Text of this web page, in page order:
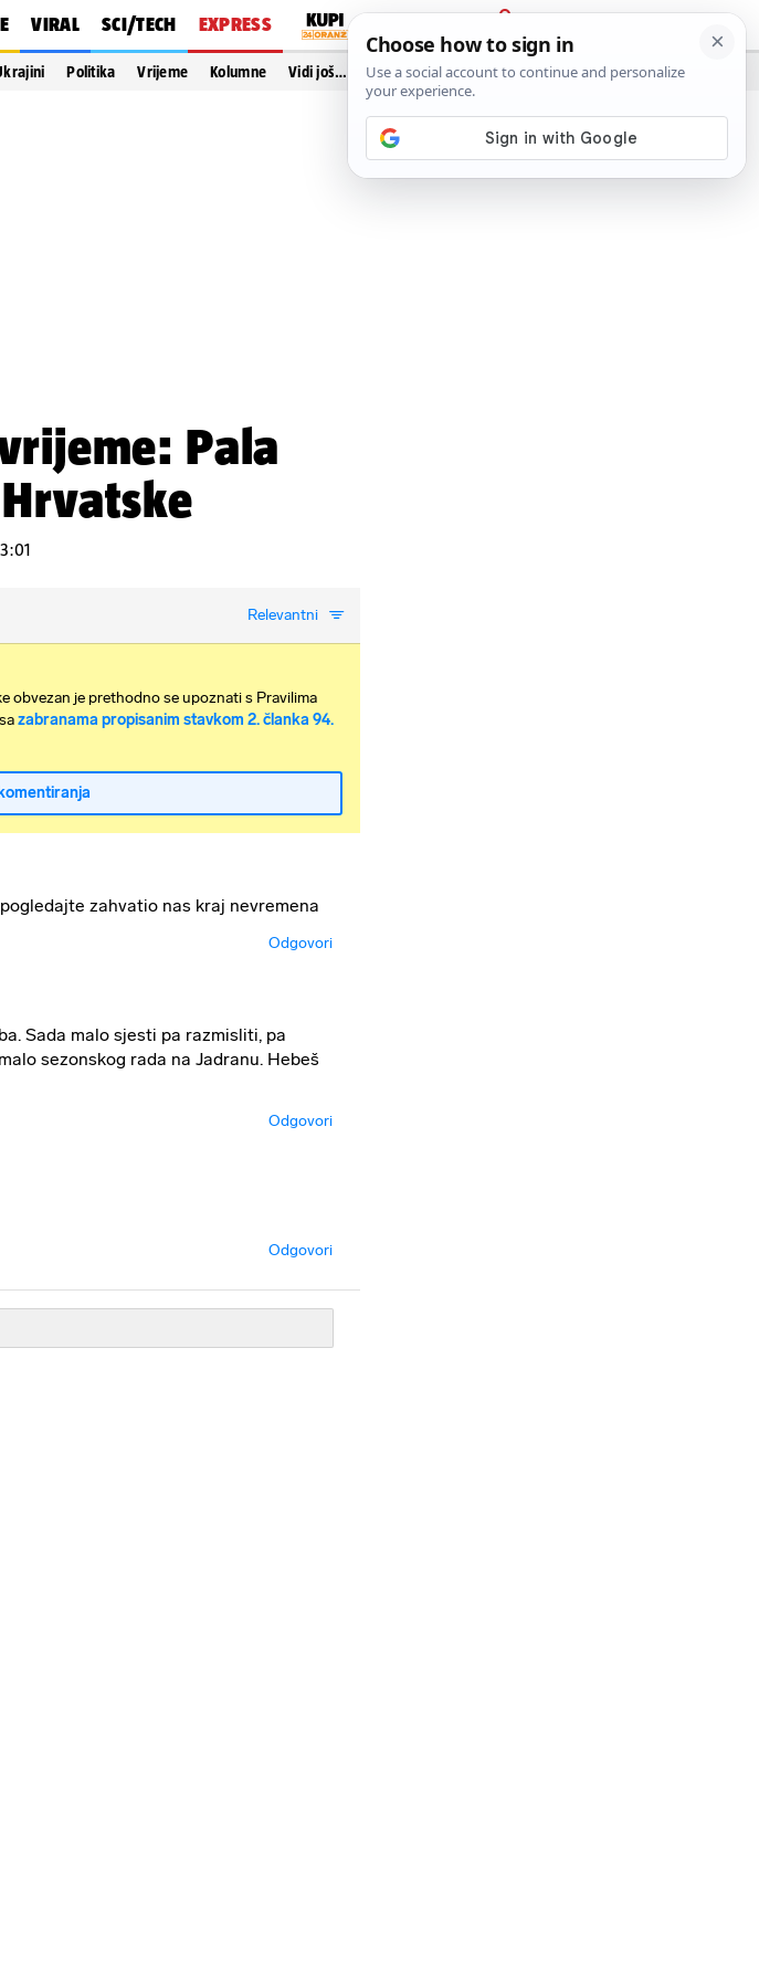
VIRAL SCI/TECH EXPRESS
PRIJAVA
Politika Vrijeme Kolumne Vidi još…
Pala
Relevantni
obvezan je prethodno se upoznati s Pravilima
zabranama propisanim stavkom 2. članka 94.
zahvatio nas kraj nevremena
Odgovori
Sada malo sjesti pa razmisliti, pa
sezonskog rada na Jadranu. Hebeš
Odgovori
Odgovori